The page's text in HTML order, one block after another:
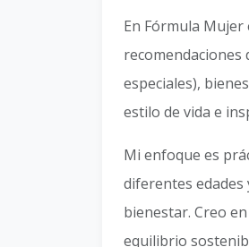
En Fórmula
recomendaciones
especiales),
estilo de vida e
Mi enfoque es
diferentes edades
bienestar. Creo
equilibrio